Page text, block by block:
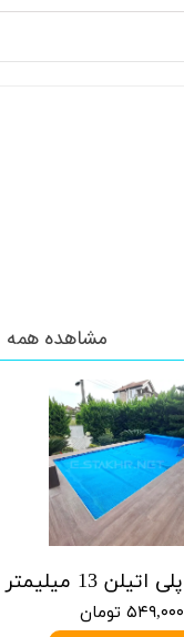
۵۴۹,۰۰۰ تومان
مشاهده همه